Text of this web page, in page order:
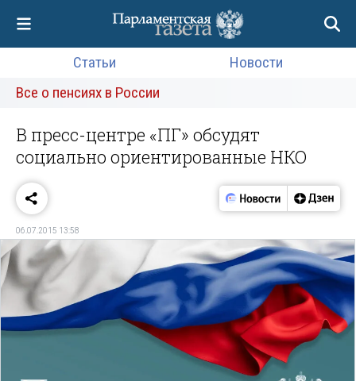
Статьи
Новости
Все о пенсиях в России
В пресс-центре «ПГ» обсудят
социально ориентированные НКО
06.07.2015 13:58